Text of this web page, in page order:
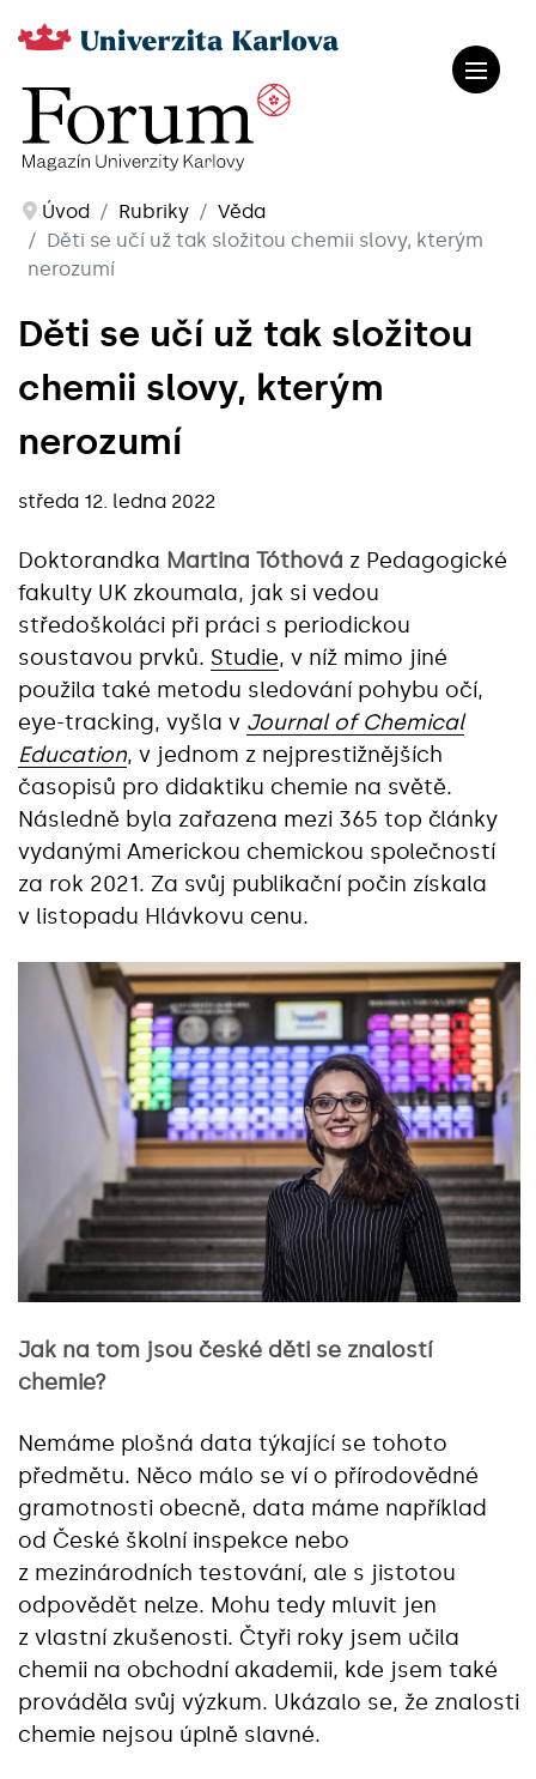
Úvod Rubriky
Věda
Děti se učí už tak složitou chemii slovy, kterým
nerozumí
Děti se učí už tak složitou
chemii slovy, kterým
nerozumí
středa 12. ledna 2022
Doktorandka Martina Tóthová z Pedagogické
fakulty UK zkoumala, jak si vedou
středoškoláci při práci s periodickou
soustavou prvků. Studie, v níž mimo jiné
použila také metodu sledování pohybu očí,
eye-tracking, vyšla v Journal of Chemical
Education, v jednom z nejprestižnějších
časopisů pro didaktiku chemie na světě.
Následně byla zařazena mezi 365 top články
vydanými Americkou chemickou společností
za rok 2021. Za svůj publikační počin získala
v listopadu Hlávkovu cenu.
Jak na tom jsou české děti se znalostí
chemie?
Nemáme plošná data týkající se tohoto
předmětu. Něco málo se ví o přírodovědné
gramotnosti obecně, data máme například
od České školní inspekce nebo
z mezinárodních testování, ale s jistotou
odpovědět nelze. Mohu tedy mluvit jen
z vlastní zkušenosti. Čtyři roky jsem učila
chemii na obchodní akademii, kde jsem také
prováděla svůj výzkum. Ukázalo se, že znalosti
chemie nejsou úplně slavné.